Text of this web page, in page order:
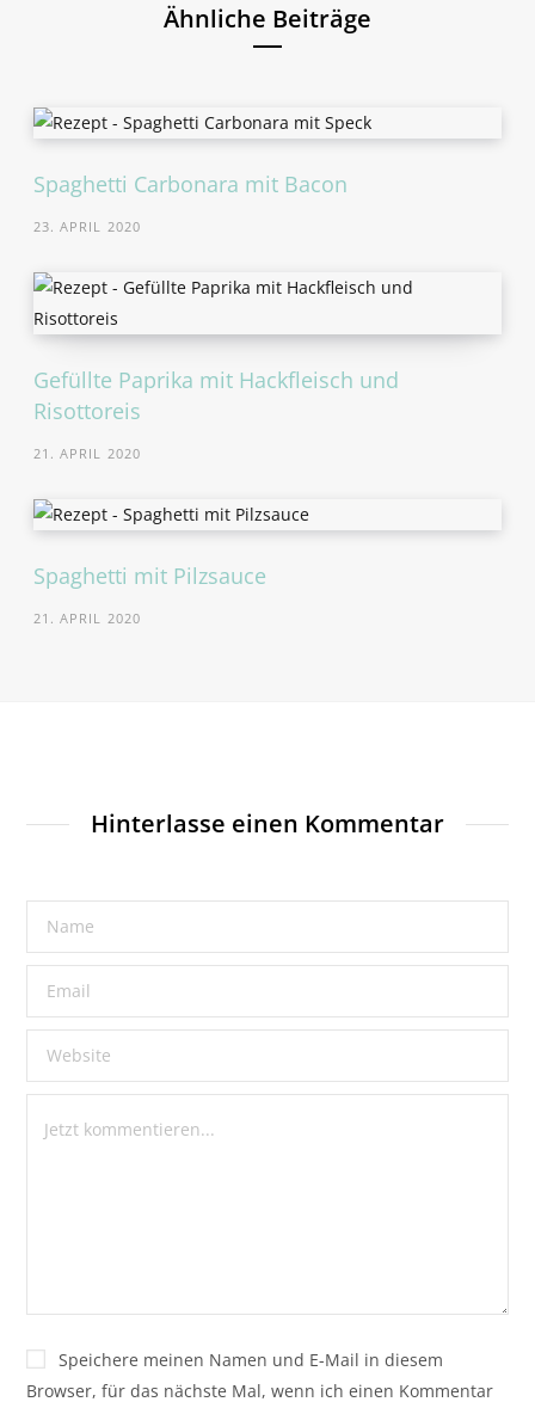
Ähnliche Beiträge
Spaghetti Carbonara mit Bacon
23. APRIL 2020
Gefüllte Paprika mit Hackfleisch und
Risottoreis
21. APRIL 2020
Spaghetti mit Pilzsauce
21. APRIL 2020
Hinterlasse einen Kommentar
Speichere meinen Namen und E-Mail in diesem
Browser, für das nächste Mal, wenn ich einen Kommentar